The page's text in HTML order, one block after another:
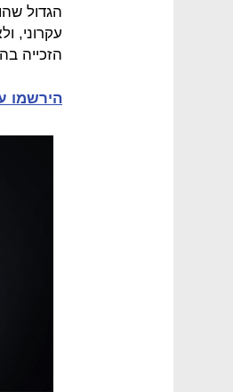
הגדול
עקרוני,
הזכייה
הירשמו